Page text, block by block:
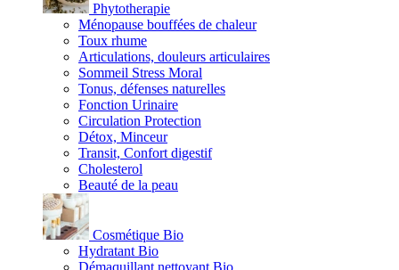
Phytotherapie
Ménopause bouffées de chaleur
Toux rhume
Articulations, douleurs articulaires
Sommeil Stress Moral
Tonus, défenses naturelles
Fonction Urinaire
Circulation Protection
Détox, Minceur
Transit, Confort digestif
Cholesterol
Beauté de la peau
Cosmétique Bio
Hydratant Bio
Démaquillant nettoyant Bio